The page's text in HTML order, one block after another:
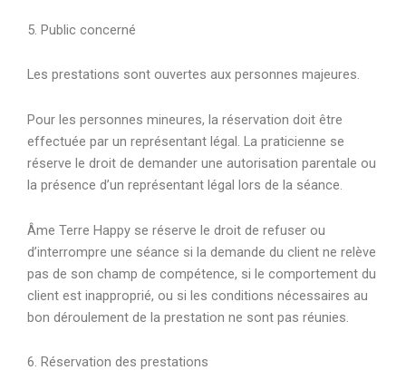
5. Public concerné
Les prestations sont ouvertes aux personnes majeures.
Pour les personnes mineures, la réservation doit être
effectuée par un représentant légal. La praticienne se
réserve le droit de demander une autorisation parentale ou
la présence d’un représentant légal lors de la séance.
Âme Terre Happy se réserve le droit de refuser ou
d’interrompre une séance si la demande du client ne relève
pas de son champ de compétence, si le comportement du
client est inapproprié, ou si les conditions nécessaires au
bon déroulement de la prestation ne sont pas réunies.
6. Réservation des prestations